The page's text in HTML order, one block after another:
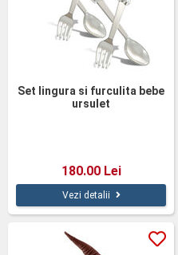
Set lingura si furculita bebe
ursulet
180.00 Lei
Vezi detalii